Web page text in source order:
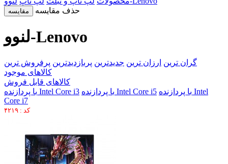
مقایسه حذف مقایسه
لنوو-Lenovo
گران ترین ارزان ترین جدیدترین پربازدیدترین پرفروش ترین
کالاهای موجود
کالاهای قابل فروش
با پردازنده Intel Core i3
با پردازنده Intel Core i5 با پردازنده Intel
Core i7
کد : ۴۲۱۹